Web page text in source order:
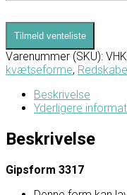
Tilmeld venteliste
Varenummer (SKU):
kvætseforme,
Beskrivelse
Yderligere
Beskrivelse
Gipsform 3317